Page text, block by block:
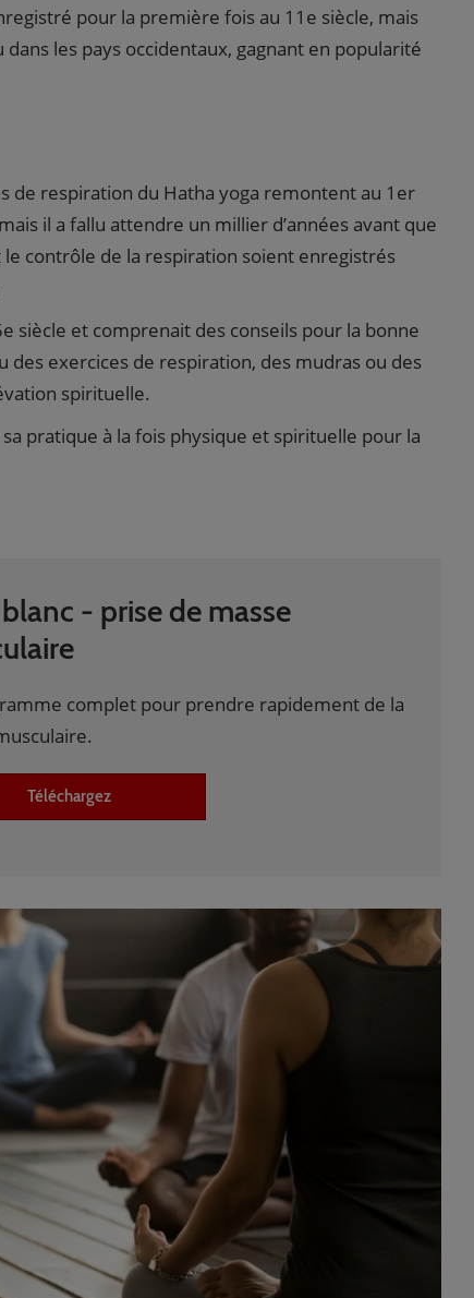
pour la première fois au 11e siècle, mais
dans les pays occidentaux, gagnant en popularité
de respiration du Hatha yoga remontent au 1er
il a fallu attendre un millier d’années avant que
le contrôle de la respiration soient enregistrés
siècle et comprenait des conseils pour la bonne
des exercices de respiration, des mudras ou des
spirituelle.
pratique à la fois physique et spirituelle pour la
- prise de masse
complet pour prendre rapidement de la
Téléchargez